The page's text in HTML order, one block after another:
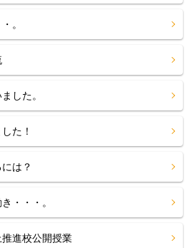
。
した。
た！
は？
・・・。
進校公開授業